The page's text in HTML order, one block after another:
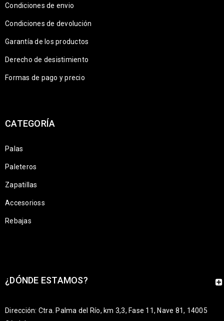
Condiciones de envio
Condiciones de devolución
Garantía de los productos
Derecho de desistimiento
Formas de pago y precio
CATEGORÍA
Palas
Paleteros
Zapatillas
Accesorioss
Rebajas
¿DÓNDE ESTAMOS?
Dirección: Ctra. Palma del Río, km 3,3, Fase 11, Nave 81, 14005